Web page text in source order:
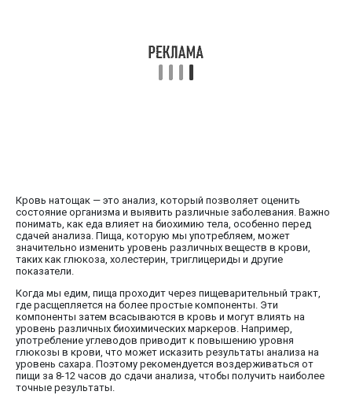
Кровь натощак — это анализ, который позволяет оценить
состояние организма и выявить различные заболевания. Важно
понимать, как еда влияет на биохимию тела, особенно перед
сдачей анализа. Пища, которую мы употребляем, может
значительно изменить уровень различных веществ в крови,
таких как глюкоза, холестерин, триглицериды и другие
показатели.
Когда мы едим, пища проходит через пищеварительный тракт,
где расщепляется на более простые компоненты. Эти
компоненты затем всасываются в кровь и могут влиять на
уровень различных биохимических маркеров. Например,
употребление углеводов приводит к повышению уровня
глюкозы в крови, что может исказить результаты анализа на
уровень сахара. Поэтому рекомендуется воздерживаться от
пищи за 8-12 часов до сдачи анализа, чтобы получить наиболее
точные результаты.